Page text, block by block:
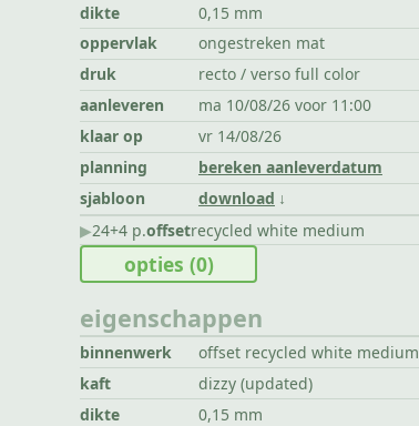
dikte
0,15 mm
oppervlak
ongestreken mat
druk
recto / verso full color
aanleveren
ma 10/08/26 voor 11:00
klaar op
vr 14/08/26
planning
bereken aanleverdatum
sjabloon
download
▶︎24+4 p.offsetrecycled white medium
eigenschappen
binnenwerk offset recycled white medium
kaft
dizzy (updated)
dikte
0,15 mm
opties (0)